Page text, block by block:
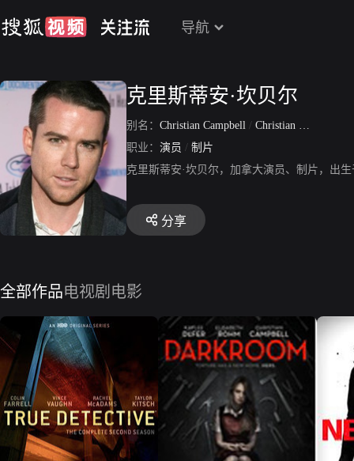
导航
克里斯蒂安·坎贝尔
别名： Christian Campbell / Christian Bethune Campbell
职业： 演员 / 制片
克里斯蒂安·坎贝尔，加拿大演员、制片，出
分享
全部作品电视剧 电影